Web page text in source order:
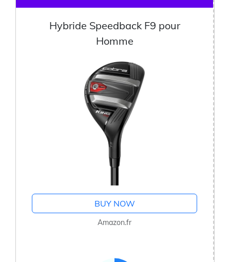
Hybride Speedback F9 pour
Homme
BUY NOW
Amazon.fr